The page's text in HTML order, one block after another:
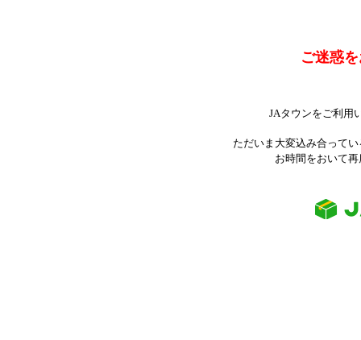
ご迷惑
JAタウンをご利用
ただいま大変込み合って
お時間をおいて